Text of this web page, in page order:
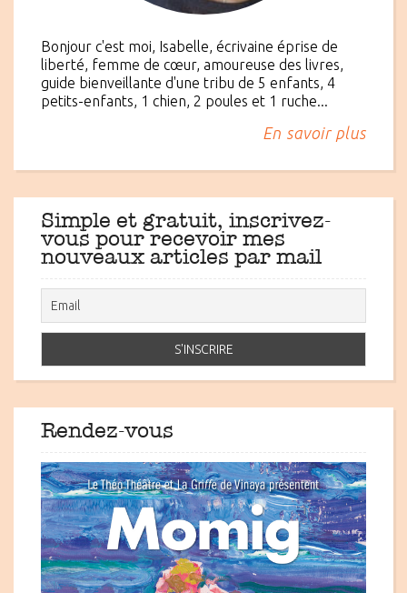
Bonjour c'est moi, Isabelle, écrivaine éprise de
liberté, femme de cœur, amoureuse des livres,
guide bienveillante d'une tribu de 5 enfants, 4
petits-enfants, 1 chien, 2 poules et 1 ruche...
En savoir plus
Simple et gratuit, inscrivez-
vous pour recevoir mes
nouveaux articles par mail
Rendez-vous